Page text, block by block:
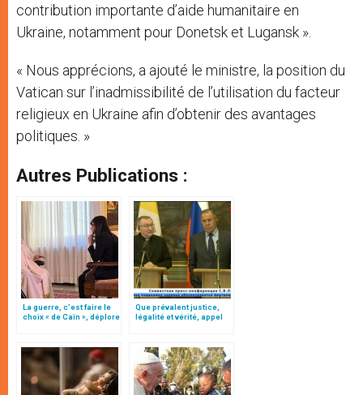
contribution importante d’aide humanitaire en
Ukraine, notamment pour Donetsk et Lugansk ».
« Nous apprécions, a ajouté le ministre, la position du
Vatican sur l’inadmissibilité de l’utilisation du facteur
religieux en Ukraine afin d’obtenir des avantages
politiques. »
Autres Publications :
La guerre, c’est faire le
choix « de Caïn », déplore
Que prévalent justice,
légalité et vérité, appel